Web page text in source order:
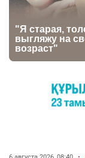
2722
2431